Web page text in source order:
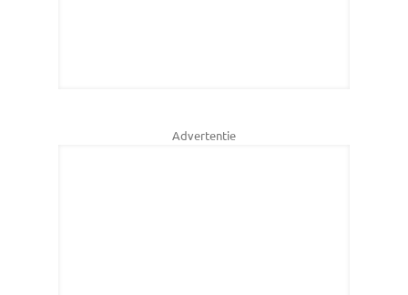
Advertentie